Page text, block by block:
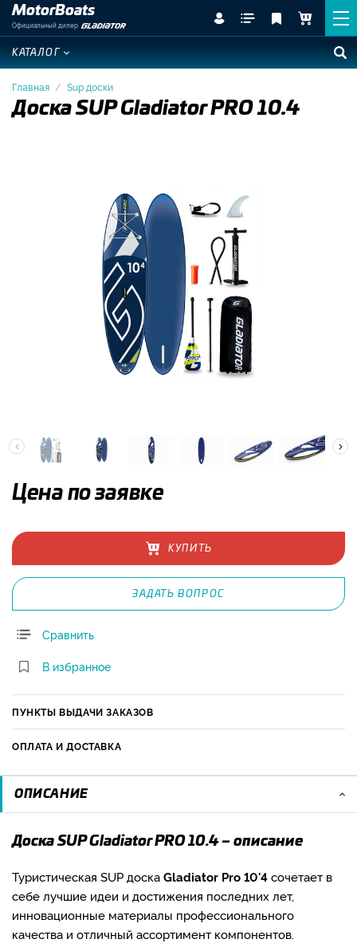
MotorBoats
Официальный дилер
КАТАЛОГ
Главная Sup доски
Доска SUP Gladiator PRO 10.4
Цена по заявке
КУПИТЬ
ЗАДАТЬ ВОПРОС
Сравнить
В избранное
ПУНКТЫ ВЫДАЧИ ЗАКАЗОВ
ОПЛАТА И ДОСТАВКА
ОПИСАНИЕ
Доска SUP Gladiator PRO 10.4 – описание
Туристическая SUP доскаGladiator Pro 10'4сочетает в
себе лучшие идеи и достижения последних лет,
инновационные материалы профессионального
качества и отличный ассортимент компонентов.